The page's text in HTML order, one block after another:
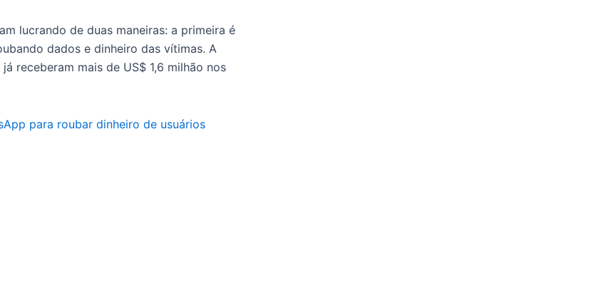
lucrando de duas maneiras: a primeira é
dados e dinheiro das vítimas. A
receberam mais de US$ 1,6 milhão nos
para roubar dinheiro de usuários